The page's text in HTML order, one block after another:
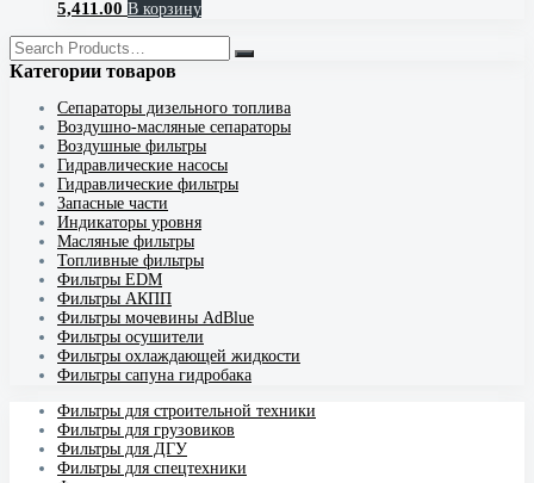
5,411.00 В корзину
Категории товаров
Cепараторы дизельного топлива
Воздушно-масляные сепараторы
Воздушные фильтры
Гидравлические насосы
Гидравлические фильтры
Запасные части
Индикаторы уровня
Масляные фильтры
Топливные фильтры
Фильтры EDM
Фильтры АКПП
Фильтры мочевины AdBlue
Фильтры осушители
Фильтры охлаждающей жидкости
Фильтры сапуна гидробака
Фильтры для строительной техники
Фильтры для грузовиков
Фильтры для ДГУ
Фильтры для спецтехники